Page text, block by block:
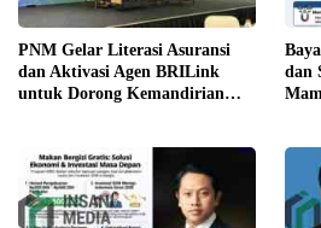
PNM Gelar Literasi Asuransi
dan Aktivasi Agen BRILink
untuk Dorong Kemandirian
dan